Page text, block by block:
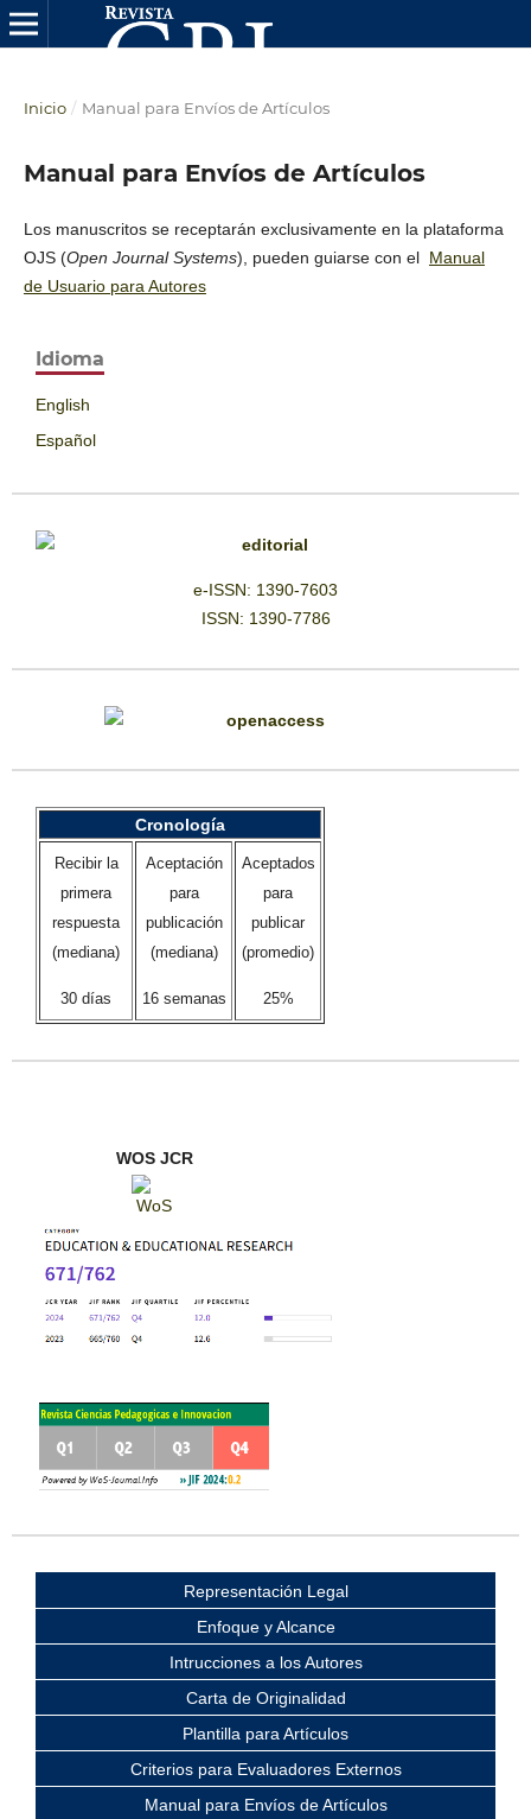
Inicio / Manual para Envíos de Artículos
Manual para Envíos de Artículos
Los manuscritos se receptarán exclusivamente en la plataforma
OJS (Open Journal Systems), pueden guiarse con el Manual
de Usuario para Autores
Idioma
English
Español
e-ISSN: 1390-7603
ISSN: 1390-7786
Cronología
Recibir la
primera
respuesta
(mediana)
30 días
Aceptación
para
publicación
(mediana)
16 semanas
Aceptados
para
publicar
(promedio)
25%
WOS JCR
Representación Legal
Enfoque y Alcance
Intrucciones a los Autores
Carta de Originalidad
Plantilla para Artículos
Criterios para Evaluadores Externos
Manual para Envíos de Artículos